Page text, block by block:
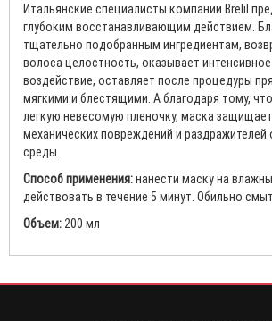
Итальянские специалисты компании Brelil
глубоким восстанавливающим действием.
тщательно подобранным ингредиентам,
волоса целостность, оказывает
воздействие, оставляет после процедуры
мягкими и блестящими. А благодаря тому,
легкую невесомую пленочку, маска
механических повреждений и
среды.
Способ применения:нанести маску на
действовать в течение 5 минут. Обильно
Объем: 200 мл